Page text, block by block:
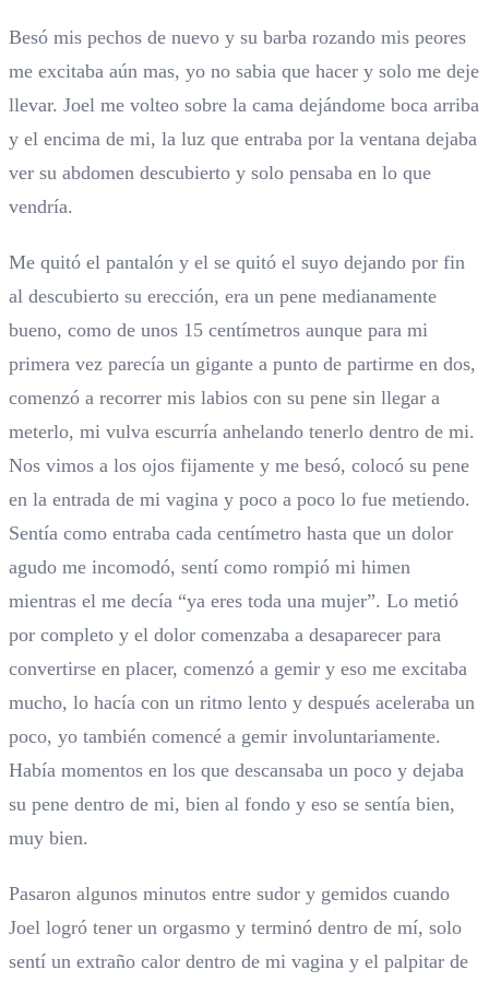
Besó mis pechos de nuevo y su barba rozando mis peores
me excitaba aún mas, yo no sabia que hacer y solo me deje
llevar. Joel me volteo sobre la cama dejándome boca arriba
y el encima de mi, la luz que entraba por la ventana dejaba
ver su abdomen descubierto y solo pensaba en lo que
vendría.
Me quitó el pantalón y el se quitó el suyo dejando por fin
al descubierto su erección, era un pene medianamente
bueno, como de unos 15 centímetros aunque para mi
primera vez parecía un gigante a punto de partirme en dos,
comenzó a recorrer mis labios con su pene sin llegar a
meterlo, mi vulva escurría anhelando tenerlo dentro de mi.
Nos vimos a los ojos fijamente y me besó, colocó su pene
en la entrada de mi vagina y poco a poco lo fue metiendo.
Sentía como entraba cada centímetro hasta que un dolor
agudo me incomodó, sentí como rompió mi himen
mientras el me decía “ya eres toda una mujer”. Lo metió
por completo y el dolor comenzaba a desaparecer para
convertirse en placer, comenzó a gemir y eso me excitaba
mucho, lo hacía con un ritmo lento y después aceleraba un
poco, yo también comencé a gemir involuntariamente.
Había momentos en los que descansaba un poco y dejaba
su pene dentro de mi, bien al fondo y eso se sentía bien,
muy bien.
Pasaron algunos minutos entre sudor y gemidos cuando
Joel logró tener un orgasmo y terminó dentro de mí, solo
sentí un extraño calor dentro de mi vagina y el palpitar de